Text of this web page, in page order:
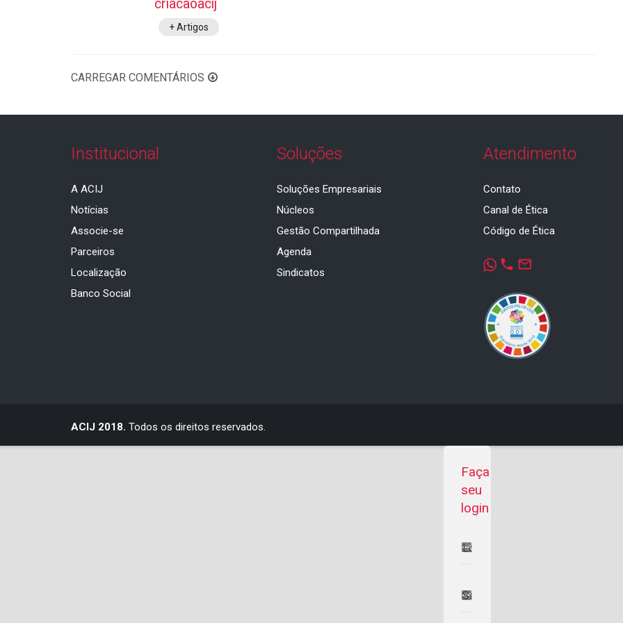
criacaoacij
+ Artigos
CARREGAR COMENTÁRIOS
Institucional
A ACIJ
Notícias
Associe-se
Parceiros
Localização
Banco Social
Soluções
Soluções Empresariais
Núcleos
Gestão Compartilhada
Agenda
Sindicatos
Atendimento
Contato
Canal de Ética
Código de Ética
phone mail_outline
ACIJ 2018. Todos os direitos reservados.
Faça
seu
login